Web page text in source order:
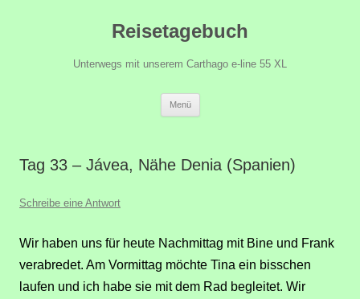
Reisetagebuch
Unterwegs mit unserem Carthago e-line 55 XL
Menü
Tag 33 – Jávea, Nähe Denia (Spanien)
Schreibe eine Antwort
Wir haben uns für heute Nachmittag mit Bine und Frank
verabredet. Am Vormittag möchte Tina ein bisschen
laufen und ich habe sie mit dem Rad begleitet. Wir